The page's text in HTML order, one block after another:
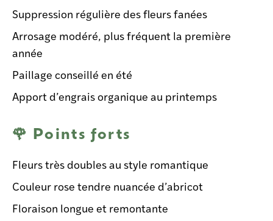
Suppression régulière des fleurs fanées
Arrosage modéré, plus fréquent la première
année
Paillage conseillé en été
Apport d’engrais organique au printemps
🌹 Points forts
Fleurs très doubles au style romantique
Couleur rose tendre nuancée d’abricot
Floraison longue et remontante